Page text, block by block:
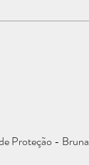
Proteção - Bruna